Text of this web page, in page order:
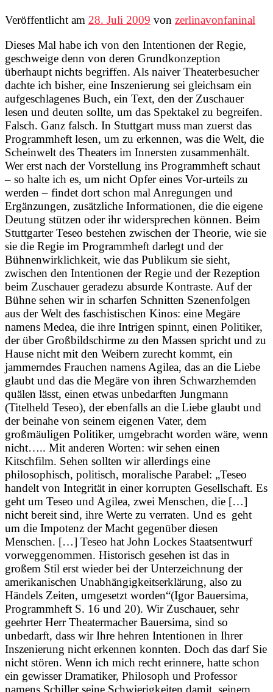
Veröffentlicht am 28. Juli 2009 von zerlinavonfaninal
Dieses Mal habe ich von den Intentionen der Regie,
geschweige denn von deren Grundkonzeption
überhaupt nichts begriffen. Als naiver Theaterbesucher
dachte ich bisher, eine Inszenierung sei gleichsam ein
aufgeschlagenes Buch, ein Text, den der Zuschauer
lesen und deuten sollte, um das Spektakel zu begreifen.
Falsch. Ganz falsch. In Stuttgart muss man zuerst das
Programmheft lesen, um zu erkennen, was die Welt, die
Scheinwelt des Theaters im Innersten zusammenhält.
Wer erst nach der Vorstellung ins Programmheft schaut
– so halte ich es, um nicht Opfer eines Vor-urteils zu
werden – findet dort schon mal Anregungen und
Ergänzungen, zusätzliche Informationen, die die eigene
Deutung stützen oder ihr widersprechen können. Beim
Stuttgarter Teseo bestehen zwischen der Theorie, wie sie
sie die Regie im Programmheft darlegt und der
Bühnenwirklichkeit, wie das Publikum sie sieht,
zwischen den Intentionen der Regie und der Rezeption
beim Zuschauer geradezu absurde Kontraste. Auf der
Bühne sehen wir in scharfen Schnitten Szenenfolgen
aus der Welt des faschistischen Kinos: eine Megäre
namens Medea, die ihre Intrigen spinnt, einen Politiker,
der über Großbildschirme zu den Massen spricht und zu
Hause nicht mit den Weibern zurecht kommt, ein
jammerndes Frauchen namens Agilea, das an die Liebe
glaubt und das die Megäre von ihren Schwarzhemden
quälen lässt, einen etwas unbedarften Jungmann
(Titelheld Teseo), der ebenfalls an die Liebe glaubt und
der beinahe von seinem eigenen Vater, dem
großmäuligen Politiker, umgebracht worden wäre, wenn
nicht….. Mit anderen Worten: wir sehen einen
Kitschfilm. Sehen sollten wir allerdings eine
philosophisch, politisch, moralische Parabel: „Teseo
handelt von Integrität in einer korrupten Gesellschaft. Es
geht um Teseo und Agilea, zwei Menschen, die […]
nicht bereit sind, ihre Werte zu verraten. Und es geht
um die Impotenz der Macht gegenüber diesen
Menschen. […] Teseo hat John Lockes Staatsentwurf
vorweggenommen. Historisch gesehen ist das in
großem Stil erst wieder bei der Unterzeichnung der
amerikanischen Unabhängigkeitserklärung, also zu
Händels Zeiten, umgesetzt worden“(Igor Bauersima,
Programmheft S. 16 und 20). Wir Zuschauer, sehr
geehrter Herr Theatermacher Bauersima, sind so
unbedarft, dass wir Ihre hehren Intentionen in Ihrer
Inszenierung nicht erkennen konnten. Doch das darf Sie
nicht stören. Wenn ich mich recht erinnere, hatte schon
ein gewisser Dramatiker, Philosoph und Professor
namens Schiller seine Schwierigkeiten damit, seinem